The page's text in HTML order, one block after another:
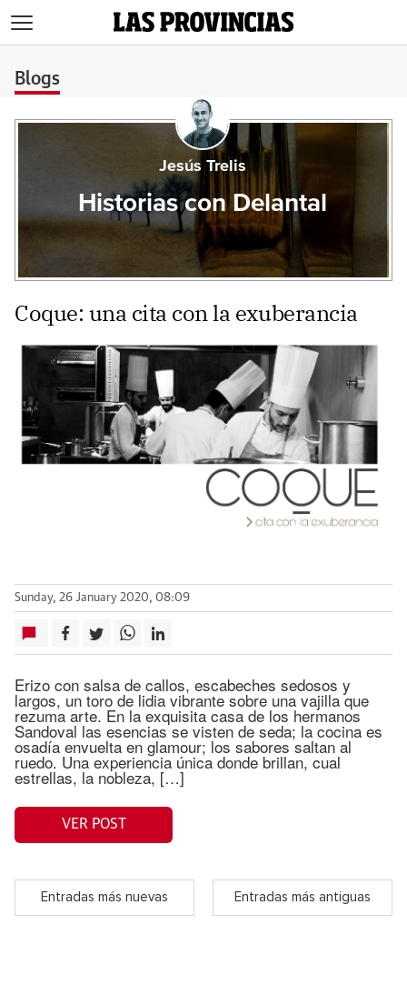
Blogs
Jesús Trelis
Historias con Delantal
Coque: una cita con la exuberancia
Sunday, 26 January 2020, 08:09
Erizo con salsa de callos, escabeches sedosos y
largos, un toro de lidia vibrante sobre una vajilla que
rezuma arte. En la exquisita casa de los hermanos
Sandoval las esencias se visten de seda; la cocina es
osadía envuelta en glamour; los sabores saltan al
ruedo. Una experiencia única donde brillan, cual
estrellas, la nobleza, […]
VER POST
Entradas más nuevas Entradas más antiguas